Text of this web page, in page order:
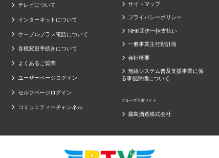
テレビについて
インターネットについて
ケーブルプラス電話について
各種変更手続きについて
よくあるご質問
ユーザーページログイン
セルフページログイン
コミュニティーチャンネル
サイトマップ
プライバシーポリシー
NHK団体一括支払い
一般事業主行動計画
会社概要
無線システム普及支援事業に係
る事後評価について
グループ企業サイト
霧島酒造株式会社